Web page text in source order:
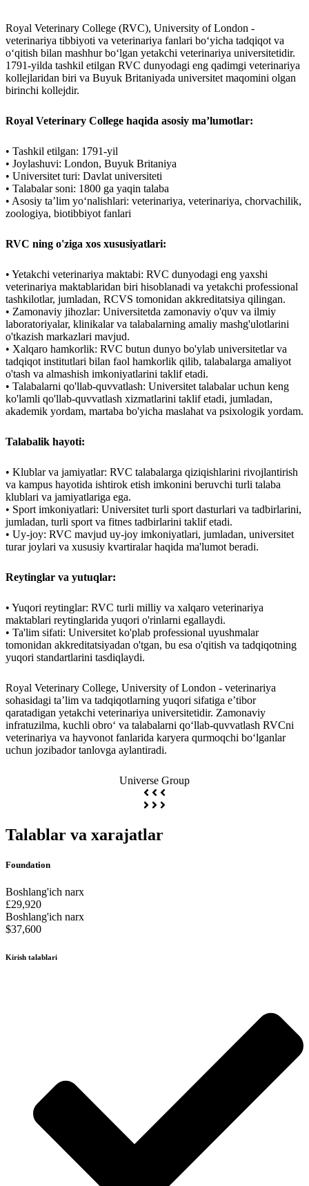
Royal Veterinary College (RVC), University of London -
veterinariya tibbiyoti va veterinariya fanlari bo‘yicha tadqiqot va
o‘qitish bilan mashhur bo‘lgan yetakchi veterinariya universitetidir.
1791-yilda tashkil etilgan RVC dunyodagi eng qadimgi veterinariya
kollejlaridan biri va Buyuk Britaniyada universitet maqomini olgan
birinchi kollejdir.
Royal Veterinary College haqida asosiy ma’lumotlar:
• Tashkil etilgan: 1791-yil
• Joylashuvi: London, Buyuk Britaniya
• Universitet turi: Davlat universiteti
• Talabalar soni: 1800 ga yaqin talaba
• Asosiy taʼlim yoʻnalishlari: veterinariya, veterinariya, chorvachilik,
zoologiya, biotibbiyot fanlari
RVC ning o'ziga xos xususiyatlari:
• Yetakchi veterinariya maktabi: RVC dunyodagi eng yaxshi
veterinariya maktablaridan biri hisoblanadi va yetakchi professional
tashkilotlar, jumladan, RCVS tomonidan akkreditatsiya qilingan.
• Zamonaviy jihozlar: Universitetda zamonaviy o'quv va ilmiy
laboratoriyalar, klinikalar va talabalarning amaliy mashg'ulotlarini
o'tkazish markazlari mavjud.
• Xalqaro hamkorlik: RVC butun dunyo bo'ylab universitetlar va
tadqiqot institutlari bilan faol hamkorlik qilib, talabalarga amaliyot
o'tash va almashish imkoniyatlarini taklif etadi.
• Talabalarni qo'llab-quvvatlash: Universitet talabalar uchun keng
ko'lamli qo'llab-quvvatlash xizmatlarini taklif etadi, jumladan,
akademik yordam, martaba bo'yicha maslahat va psixologik yordam.
Talabalik hayoti:
• Klublar va jamiyatlar: RVC talabalarga qiziqishlarini rivojlantirish
va kampus hayotida ishtirok etish imkonini beruvchi turli talaba
klublari va jamiyatlariga ega.
• Sport imkoniyatlari: Universitet turli sport dasturlari va tadbirlarini,
jumladan, turli sport va fitnes tadbirlarini taklif etadi.
• Uy-joy: RVC mavjud uy-joy imkoniyatlari, jumladan, universitet
turar joylari va xususiy kvartiralar haqida ma'lumot beradi.
Reytinglar va yutuqlar:
• Yuqori reytinglar: RVC turli milliy va xalqaro veterinariya
maktablari reytinglarida yuqori o'rinlarni egallaydi.
• Ta'lim sifati: Universitet ko'plab professional uyushmalar
tomonidan akkreditatsiyadan o'tgan, bu esa o'qitish va tadqiqotning
yuqori standartlarini tasdiqlaydi.
Royal Veterinary College, University of London - veterinariya
sohasidagi ta’lim va tadqiqotlarning yuqori sifatiga e’tibor
qaratadigan yetakchi veterinariya universitetidir. Zamonaviy
infratuzilma, kuchli obro‘ va talabalarni qo‘llab-quvvatlash RVCni
veterinariya va hayvonot fanlarida karyera qurmoqchi bo‘lganlar
uchun jozibador tanlovga aylantiradi.
Universe Group
Talablar va xarajatlar
Foundation
Boshlang'ich narx
£29,920
Boshlang'ich narx
$37,600
Kirish talablari